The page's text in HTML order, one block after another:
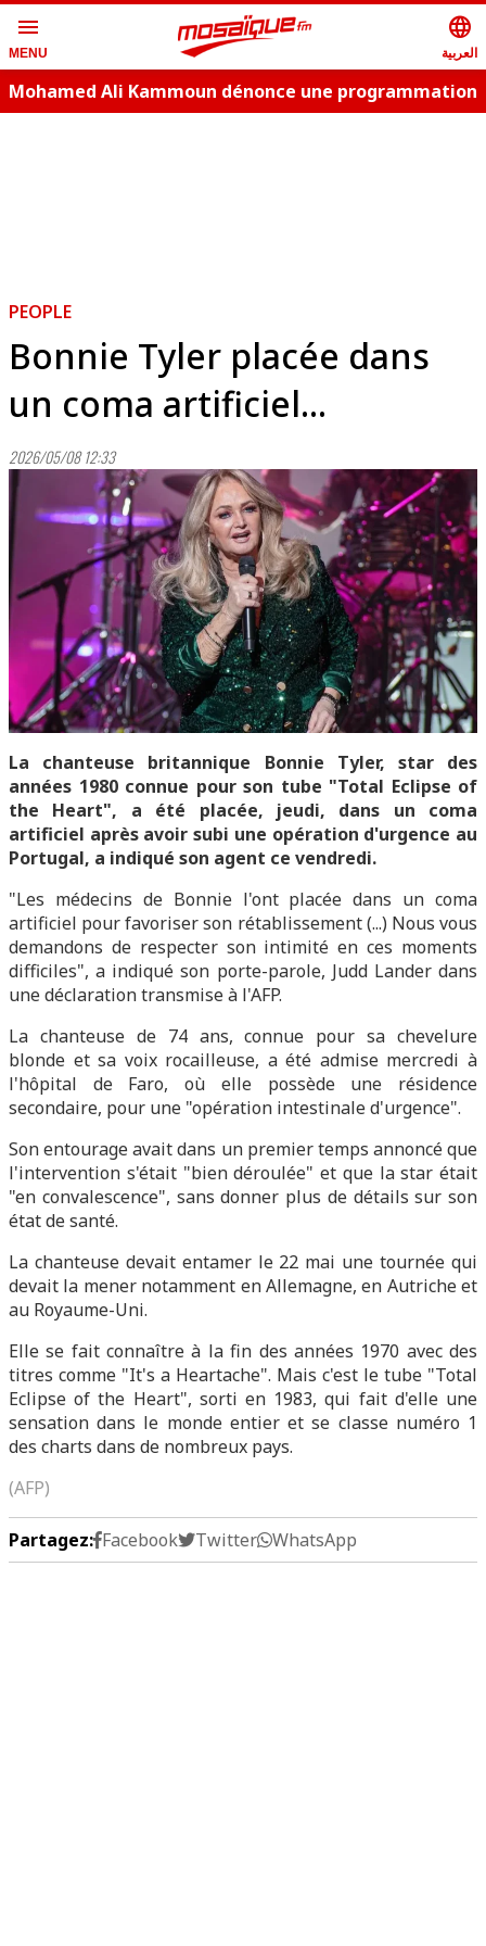
menu
MENU
language
العربية
Mohamed Ali Kammoun dénonce une programmation
PEOPLE
Bonnie Tyler placée dans
un coma artificiel...
2026/05/08 12:33
La chanteuse britannique Bonnie Tyler, star des
années 1980 connue pour son tube "Total Eclipse of
the Heart", a été placée, jeudi, dans un coma
artificiel après avoir subi une opération d'urgence au
Portugal, a indiqué son agent ce vendredi.
"Les médecins de Bonnie l'ont placée dans un coma
artificiel pour favoriser son rétablissement (...) Nous vous
demandons de respecter son intimité en ces moments
difficiles", a indiqué son porte-parole, Judd Lander dans
une déclaration transmise à l'AFP.
La chanteuse de 74 ans, connue pour sa chevelure
blonde et sa voix rocailleuse, a été admise mercredi à
l'hôpital de Faro, où elle possède une résidence
secondaire, pour une "opération intestinale d'urgence".
Son entourage avait dans un premier temps annoncé que
l'intervention s'était "bien déroulée" et que la star était
"en convalescence", sans donner plus de détails sur son
état de santé.
La chanteuse devait entamer le 22 mai une tournée qui
devait la mener notamment en Allemagne, en Autriche et
au Royaume-Uni.
Elle se fait connaître à la fin des années 1970 avec des
titres comme "It's a Heartache". Mais c'est le tube "Total
Eclipse of the Heart", sorti en 1983, qui fait d'elle une
sensation dans le monde entier et se classe numéro 1
des charts dans de nombreux pays.
(AFP)
Partagez: Facebook Twitter WhatsApp